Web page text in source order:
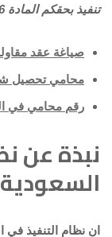
تنفيذ بحقكم المادة 46
صياغة عقد
محامي تحصيل
رقم محامي في
نبذة عن
السعودية
ان نظام التنفيذ في